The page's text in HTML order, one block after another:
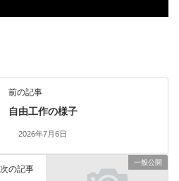
前の記事
自由工作の様子
2026年7月6日
一般公開
次の記事